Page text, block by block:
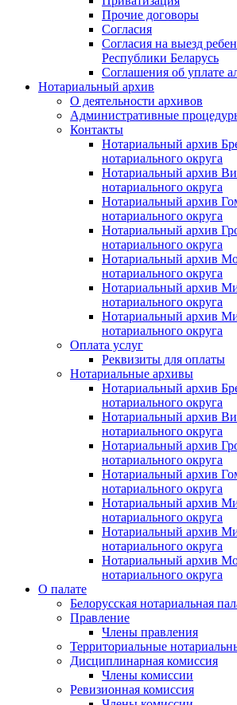
Прочие договоры
Согласия
Согласия на выезд
Республики Беларусь
Соглашения об уплате
Нотариальный архив
О деятельности архивов
Административные
Контакты
Нотариальный архив
нотариального округа
Нотариальный архив
нотариального округа
Нотариальный архив
нотариального округа
Нотариальный архив
нотариального округа
Нотариальный архив
нотариального округа
Нотариальный архив
нотариального округа
Нотариальный архив
нотариального округа
Оплата услуг
Реквизиты для оплаты
Нотариальные архивы
Нотариальный архив
нотариального округа
Нотариальный архив
нотариального округа
Нотариальный архив
нотариального округа
Нотариальный архив
нотариального округа
Нотариальный архив
нотариального округа
Нотариальный архив
нотариального округа
Нотариальный архив
нотариального округа
О палате
Белорусская нотариальная
Правление
Члены правления
Территориальные
Дисциплинарная комиссия
Члены комиссии
Ревизионная комиссия